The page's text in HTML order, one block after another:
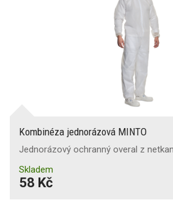
Kombinéza jednorázová MINTO
Jednorázový ochranný overal z
Skladem
58 Kč